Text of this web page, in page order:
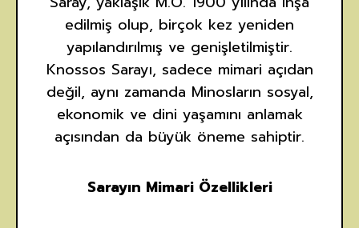
edilmiş olup, birçok kez yeniden
yapılandırılmış ve genişletilmiştir.
Knossos Sarayı, sadece mimari açıdan
değil, aynı zamanda Minosların sosyal,
ekonomik ve dini yaşamını anlamak
açısından da büyük öneme sahiptir.
Sarayın Mimari Özellikleri